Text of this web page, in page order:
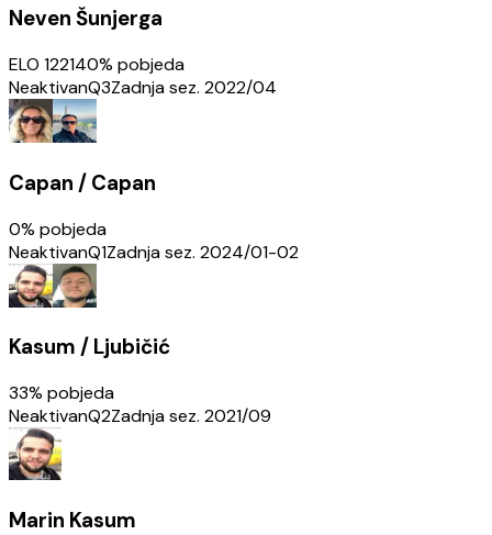
Neven Šunjerga
ELO 122140% pobjeda
NeaktivanQ3Zadnja sez. 2022/04
Capan / Capan
0% pobjeda
NeaktivanQ1Zadnja sez. 2024/01-02
Kasum / Ljubičić
33% pobjeda
NeaktivanQ2Zadnja sez. 2021/09
Marin Kasum